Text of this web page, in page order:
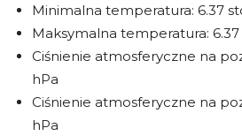
Minimalna temperatura: 6.37
Maksymalna temperatura:
Ciśnienie atmosferyczne na
hPa
Ciśnienie atmosferyczne na
hPa